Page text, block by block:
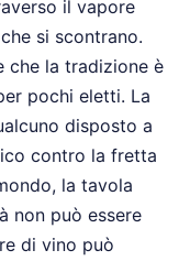
il vapore
si scontrano.
che la tradizione è
pochi eletti. La
disposto a
contro la fretta
la tavola
non può essere
di vino può